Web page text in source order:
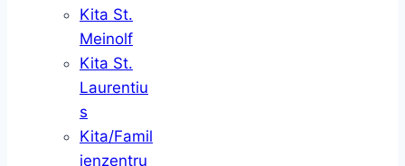
Kita St.
Meinolf
Kita St.
Laurentiu
s
Kita/Famil
ienzentru